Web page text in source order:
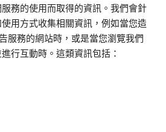
務的使用而取得的資訊。 我們會針
用方式收集相關資訊，例如當您造
服務的網站時，或是當您瀏覽我們
行互動時。這類資訊包括：